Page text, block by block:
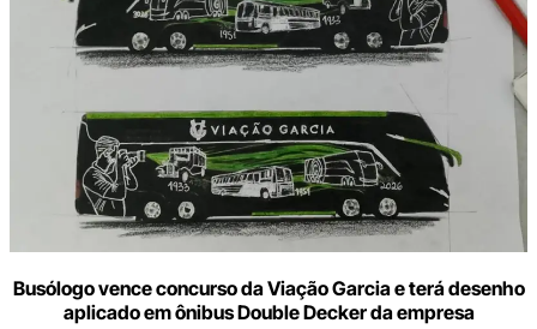
Busólogo vence concurso da Viação Garcia e terá desenho
aplicado em ônibus Double Decker da empresa